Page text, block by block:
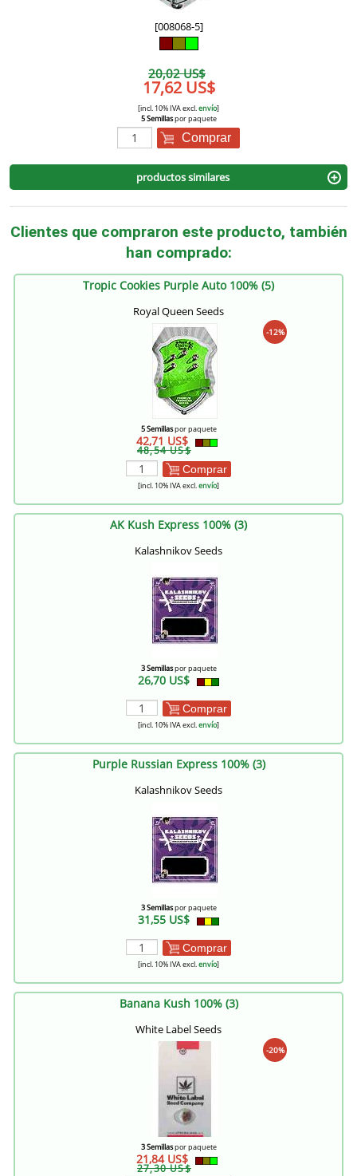
[008068-5]
20,02 US$
17,62 US$
[incl. 10% IVA excl.envío]
5 Semillaspor paquete
Comprar
productos similares
Clientes que compraron este producto, también
han comprado:
Tropic Cookies Purple Auto 100% (5)
Royal Queen Seeds
-12%
5 Semillaspor paquete
42,71 US$
48,54 US$
Comprar
[incl. 10% IVA excl.envío]
AK Kush Express 100% (3)
Kalashnikov Seeds
3 Semillaspor paquete
26,70 US$
Comprar
[incl. 10% IVA excl.envío]
Purple Russian Express 100% (3)
Kalashnikov Seeds
3 Semillaspor paquete
31,55 US$
Comprar
[incl. 10% IVA excl.envío]
Banana Kush 100% (3)
White Label Seeds
-20%
3 Semillaspor paquete
21,84 US$
27,30 US$